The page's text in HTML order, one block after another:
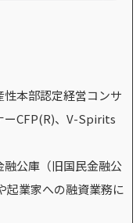
本部認定経営コンサ
ーCFP(R)、V-Spirits
公庫（旧国民金融公
起業家への融資業務に